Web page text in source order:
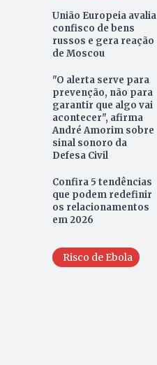
União Europeia avalia
confisco de bens
russos e gera reação
de Moscou
"O alerta serve para
prevenção, não para
garantir que algo vai
acontecer", afirma
André Amorim sobre
sinal sonoro da
Defesa Civil
Confira 5 tendências
que podem redefinir
os relacionamentos
em 2026
Risco de Ebola